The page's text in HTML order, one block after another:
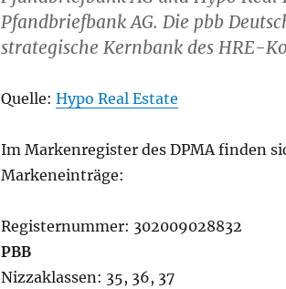
Pfandbriefbank AG. Die pbb
strategische Kernbank des HRE-
Quelle: Hypo Real Estate
Im Markenregister des DPMA finden
Markeneinträge:
Registernummer: 302009028832
PBB
Nizzaklassen: 35, 36, 37